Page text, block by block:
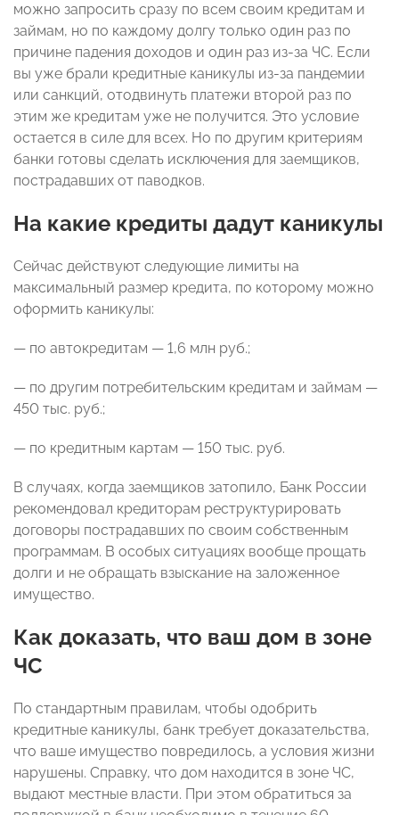
можно запросить сразу по всем своим кредитам и
займам, но по каждому долгу только один раз по
причине падения доходов и один раз из-за ЧС. Если
вы уже брали кредитные каникулы из-за пандемии
или санкций, отодвинуть платежи второй раз по
этим же кредитам уже не получится. Это условие
остается в силе для всех. Но по другим критериям
банки готовы сделать исключения для заемщиков,
пострадавших от паводков.
На какие кредиты дадут каникулы
Сейчас действуют следующие лимиты на
максимальный размер кредита, по которому можно
оформить каникулы:
— по автокредитам — 1,6 млн руб.;
— по другим потребительским кредитам и займам —
450 тыс. руб.;
— по кредитным картам — 150 тыс. руб.
В случаях, когда заемщиков затопило, Банк России
рекомендовал кредиторам реструктурировать
договоры пострадавших по своим собственным
программам. В особых ситуациях вообще прощать
долги и не обращать взыскание на заложенное
имущество.
Как доказать, что ваш дом в зоне
ЧС
По стандартным правилам, чтобы одобрить
кредитные каникулы, банк требует доказательства,
что ваше имущество повредилось, а условия жизни
нарушены. Справку, что дом находится в зоне ЧС,
выдают местные власти. При этом обратиться за